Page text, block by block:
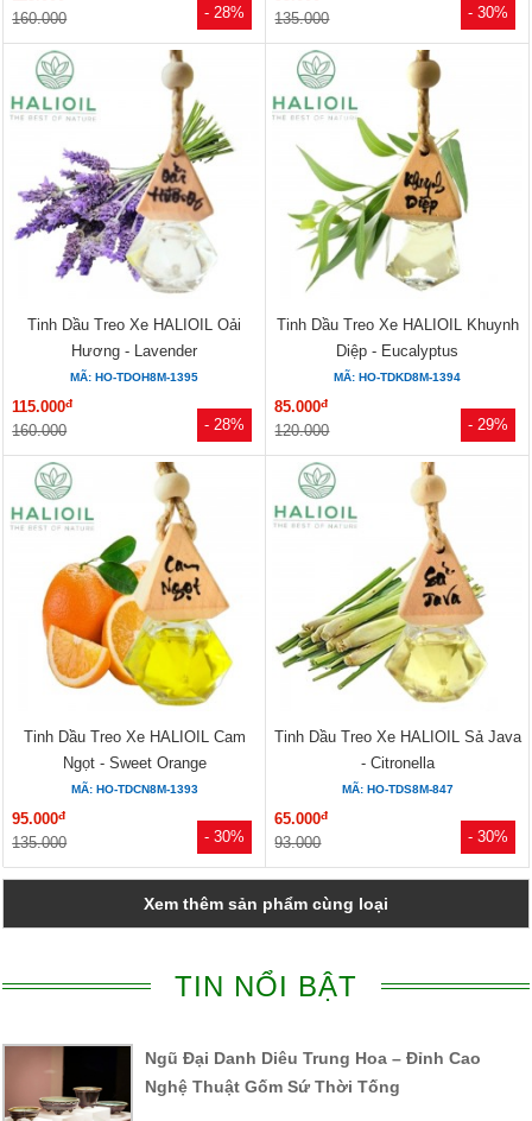
- 28%
160.000 - 30%
135.000
- 28%
Tinh Dầu Treo Xe HALIOIL Oải
Hương - Lavender
MÃ: HO-TDOH8M-1395
115.000đ
160.000 - 29%
Tinh Dầu Treo Xe HALIOIL Khuynh
Diệp - Eucalyptus
MÃ: HO-TDKD8M-1394
85.000đ
120.000
- 30%
Tinh Dầu Treo Xe HALIOIL Cam
Ngọt - Sweet Orange
MÃ: HO-TDCN8M-1393
95.000đ
135.000 - 30%
Tinh Dầu Treo Xe HALIOIL Sả Java
- Citronella
MÃ: HO-TDS8M-847
65.000đ
93.000
Xem thêm sản phẩm cùng loại
TIN NỔI BẬT
Ngũ Đại Danh Diêu Trung Hoa – Đỉnh Cao
Nghệ Thuật Gốm Sứ Thời Tống